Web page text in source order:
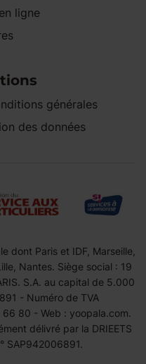
ligne
générales
des données
dont Paris et IDF, Marseille,
Nantes. Siège social : 19
S.A. au capital de 5.000
- Numéro de TVA
80 - Web : yoopala.com.
délivré par la DRIEETS
SAP942006891.